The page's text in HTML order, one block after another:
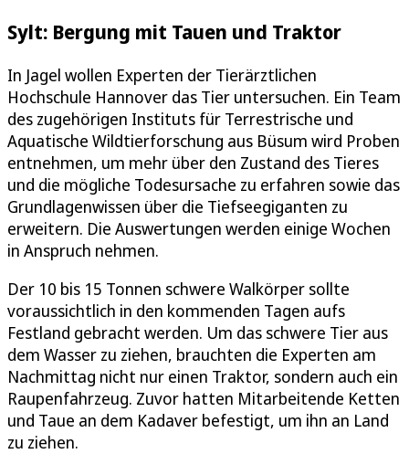
Sylt: Bergung mit Tauen und Traktor
In Jagel wollen Experten der Tierärztlichen
Hochschule Hannover das Tier untersuchen. Ein Team
des zugehörigen Instituts für Terrestrische und
Aquatische Wildtierforschung aus Büsum wird Proben
entnehmen, um mehr über den Zustand des Tieres
und die mögliche Todesursache zu erfahren sowie das
Grundlagenwissen über die Tiefseegiganten zu
erweitern. Die Auswertungen werden einige Wochen
in Anspruch nehmen.
Der 10 bis 15 Tonnen schwere Walkörper sollte
voraussichtlich in den kommenden Tagen aufs
Festland gebracht werden. Um das schwere Tier aus
dem Wasser zu ziehen, brauchten die Experten am
Nachmittag nicht nur einen Traktor, sondern auch ein
Raupenfahrzeug. Zuvor hatten Mitarbeitende Ketten
und Taue an dem Kadaver befestigt, um ihn an Land
zu ziehen.